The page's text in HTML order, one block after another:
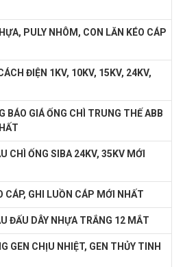
PULY NHÔM, CON LĂN KÉO CÁP
ĐIỆN 1KV, 10KV, 15KV, 24KV,
BÁO GIÁ ỐNG CHÌ TRUNG THẾ ABB
CHÌ ỐNG SIBA 24KV, 35KV MỚI
CÁP, GHI LUỒN CÁP MỚI NHẤT
ĐẤU DÂY NHỰA TRẮNG 12 MẮT
GEN CHỊU NHIỆT, GEN THỦY TINH